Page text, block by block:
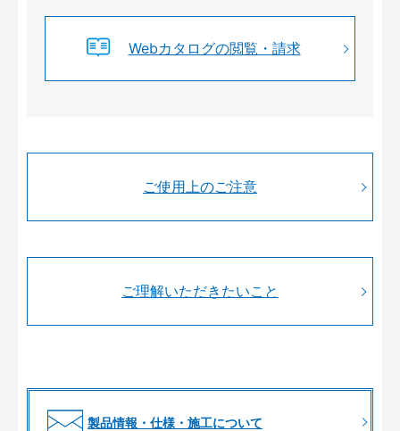
Webカタログの閲覧・請求
ご使用上のご注意
ご理解いただきたいこと
製品情報・仕様・施工について